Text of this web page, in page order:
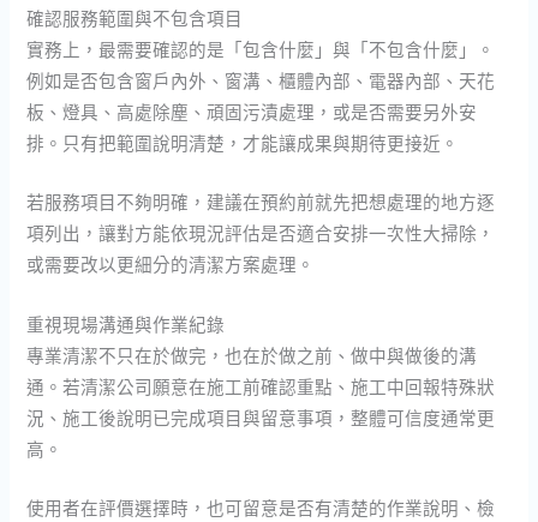
確認服務範圍與不包含項目
實務上，最需要確認的是「包含什麼」與「不包含什麼」。
例如是否包含窗戶內外、窗溝、櫃體內部、電器內部、天花
板、燈具、高處除塵、頑固污漬處理，或是否需要另外安
排。只有把範圍說明清楚，才能讓成果與期待更接近。
若服務項目不夠明確，建議在預約前就先把想處理的地方逐
項列出，讓對方能依現況評估是否適合安排一次性大掃除，
或需要改以更細分的清潔方案處理。
重視現場溝通與作業紀錄
專業清潔不只在於做完，也在於做之前、做中與做後的溝
通。若清潔公司願意在施工前確認重點、施工中回報特殊狀
況、施工後說明已完成項目與留意事項，整體可信度通常更
高。
使用者在評價選擇時，也可留意是否有清楚的作業說明、檢